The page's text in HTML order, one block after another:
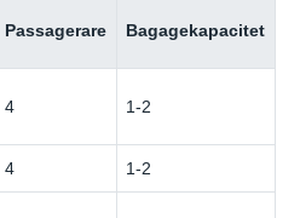
Passagerare Bagagekapacitet
4 1-2
4 1-2